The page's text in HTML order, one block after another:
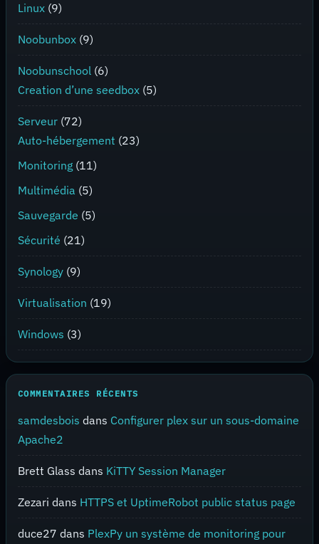
Linux (9)
Noobunbox (9)
Noobunschool (6)
Creation d’une seedbox (5)
Serveur (72)
Auto-hébergement (23)
Monitoring (11)
Multimédia (5)
Sauvegarde (5)
Sécurité (21)
Synology (9)
Virtualisation (19)
Windows (3)
COMMENTAIRES RÉCENTS
samdesbois dans Configurer plex sur un sous-domaine
Apache2
Brett Glass dans KiTTY Session Manager
Zezari dans HTTPS et UptimeRobot public status page
duce27 dans PlexPy un système de monitoring pour